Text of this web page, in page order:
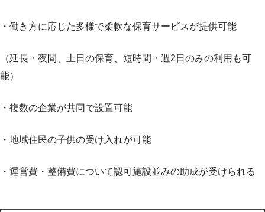
・働き方に応じた多様で柔軟な保育サービスが提供可能
（延長・夜間、土日の保育、短時間・週2日のみの利用も可
能）
・複数の企業が共同で設置可能
・地域住民の子供の受け入れが可能
・運営費・整備費について認可施設並みの助成が受けられる